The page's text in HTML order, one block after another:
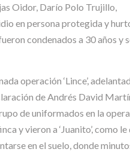
Oidor, Darío Polo Trujillo,
en persona protegida y
condenados a 30 años y
operación ‘Lince’,
de Andrés David
de uniformados en la
y vieron a ‘Juanito’, como le
en el suelo, donde